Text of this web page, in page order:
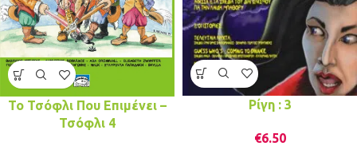
Το Τσόφλι Που Επιμένει –
Τσόφλι 4
Ρίγη : 3
€6.50